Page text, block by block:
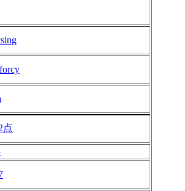
点